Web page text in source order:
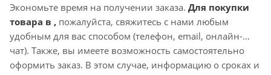
Экономьте время на получении заказа. Для покупки
товара в , пожалуйста, свяжитесь с нами любым
удобным для вас способом (телефон, email, онлайн-
чат). Также, вы имеете возможность самостоятельно
оформить заказ. В этом случае, информацию о сроках и